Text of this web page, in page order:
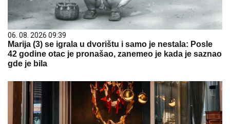
06. 08. 2026 09:39
Marija (3) se igrala u dvorištu i samo je nestala: Posle
42 godine otac je pronašao, zanemeo je kada je saznao
gde je bila